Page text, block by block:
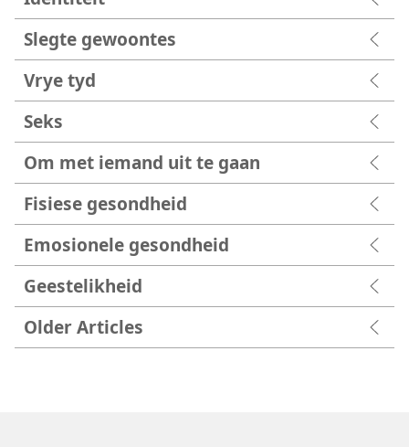
Slegte gewoontes
Vrye tyd
Seks
Om met iemand uit te gaan
Fisiese gesondheid
Emosionele gesondheid
Geestelikheid
Older Articles